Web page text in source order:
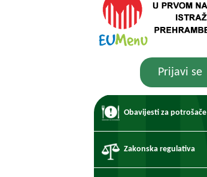
Prijavi se
Obavijesti za potrošače
Zakonska regulativa